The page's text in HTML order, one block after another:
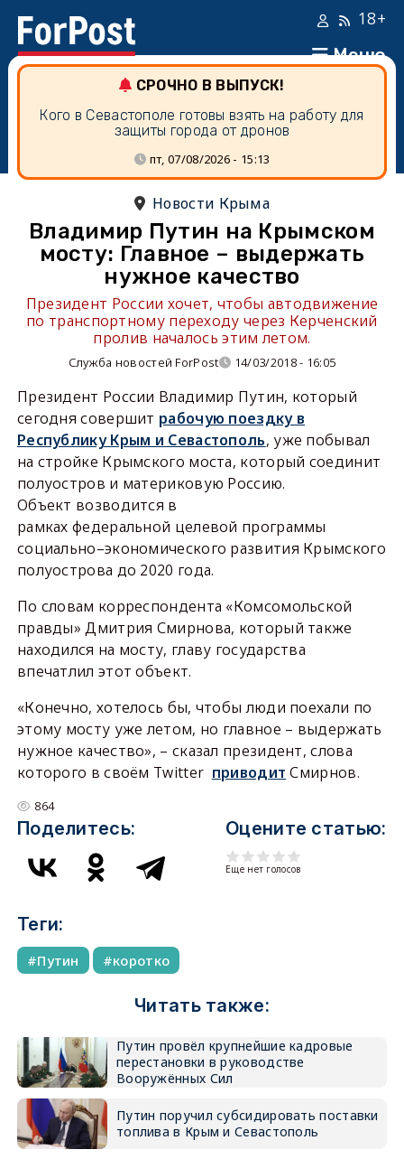
Меню
18+
СРОЧНО В ВЫПУСК!
Кого в Севастополе готовы взять на работу для
защиты города от дронов
пт, 07/08/2026 - 15:13
Новости Крыма
Владимир Путин на Крымском
мосту: Главное – выдержать
нужное качество
Президент России хочет, чтобы автодвижение
по транспортному переходу через Керченский
пролив началось этим летом.
Служба новостей ForPost 14/03/2018 - 16:05
Президент России Владимир Путин, который
сегодня совершит рабочую поездку в
Республику Крым и Севастополь, уже побывал
на стройке Крымского моста, который соединит
полуостров и материковую Россию.
Объект возводится в
рамках федеральной целевой программы
социально–экономического развития Крымского
полуострова до 2020 года.
По словам корреспондента «Комсомольской
правды» Дмитрия Смирнова, который также
находился на мосту, главу государства
впечатлил этот объект.
«Конечно, хотелось бы, чтобы люди поехали по
этому мосту уже летом, но главное – выдержать
нужное качество», – сказал президент, слова
которого в своём Twitter приводит Смирнов.
864
Поделитесь: Оцените статью:
Еще нет голосов
Теги:
Путин коротко
Читать также:
Путин провёл крупнейшие кадровые
перестановки в руководстве
Вооружённых Сил
Путин поручил субсидировать поставки
топлива в Крым и Севастополь